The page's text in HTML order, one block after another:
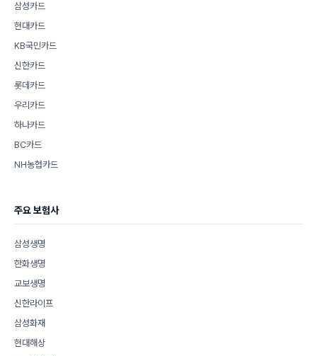
삼성카드
현대카드
KB국민카드
신한카드
롯데카드
우리카드
하나카드
BC카드
NH농협카드
주요 보험사
삼성생명
한화생명
교보생명
신한라이프
삼성화재
현대해상